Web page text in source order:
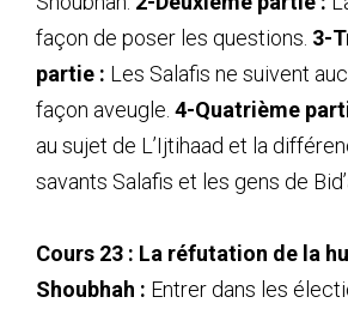
façon de poser les questions. 3-
partie : Les Salafis ne suivent
façon aveugle. 4-Quatrième
au sujet de L’Ijtihaad et la
savants Salafis et les gens de
Cours 23 : La réfutation de la
Shoubhah : Entrer dans les